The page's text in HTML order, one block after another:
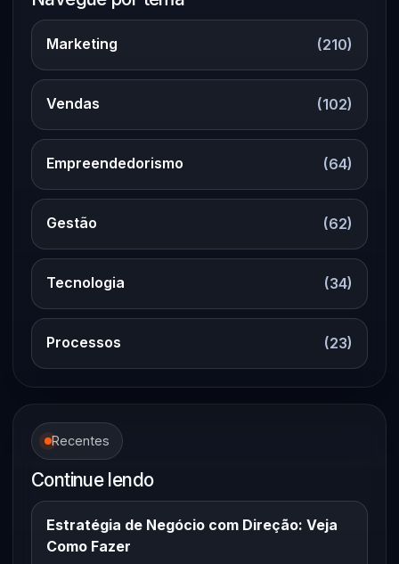
Marketing (210)
Vendas (102)
Empreendedorismo (64)
Gestão (62)
Tecnologia (34)
Processos (23)
Recentes
Continue lendo
Estratégia de Negócio com Direção: Veja
Como Fazer